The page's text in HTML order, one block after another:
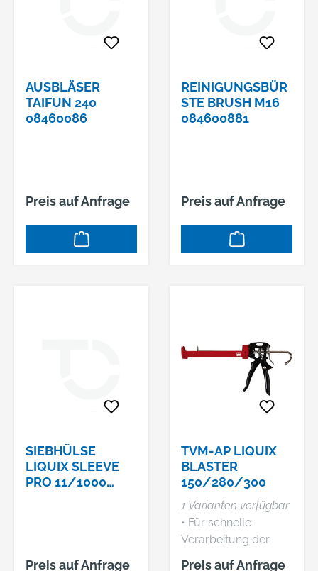
AUSBLÄSER
TAIFUN 240
08460086
Preis auf Anfrage
REINIGUNGSBÜR
STE BRUSH M16
084600881
Preis auf Anfrage
SIEBHÜLSE
LIQUIX SLEEVE
PRO 11/1000
Preis auf Anfrage
TVM-AP LIQUIX
BLASTER
150/280/300
1 Varianten verfügbar
• Für schnelle
Verarbeitung der
TOX Verbundmörtel-
Preis auf Anfrage